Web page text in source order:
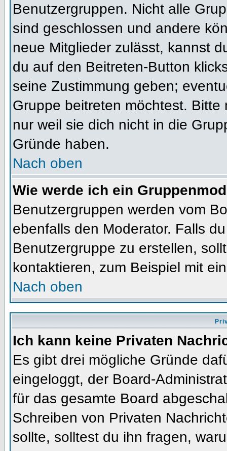
Benutzergruppen. Nicht alle
sind geschlossen und andere
neue Mitglieder zulässt, kannst
du auf den Beitreten-Button
seine Zustimmung geben;
Gruppe beitreten möchtest.
nur weil sie dich nicht in die
Gründe haben.
Nach oben
Wie werde ich ein
Benutzergruppen werden vom
ebenfalls den Moderator. Falls
Benutzergruppe zu erstellen,
kontaktieren, zum Beispiel mit
Nach oben
Ich kann keine Privaten
Es gibt drei mögliche Gründe
eingeloggt, der Board-
für das gesamte Board
Schreiben von Privaten
sollte, solltest du ihn fragen,